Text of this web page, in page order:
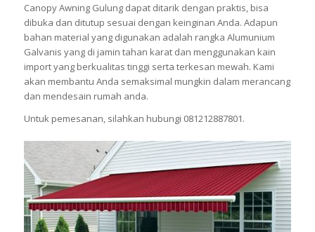
Canopy Awning Gulung dapat ditarik dengan praktis, bisa
dibuka dan ditutup sesuai dengan keinginan Anda. Adapun
bahan material yang digunakan adalah rangka Alumunium
Galvanis yang di jamin tahan karat dan menggunakan kain
import yang berkualitas tinggi serta terkesan mewah. Kami
akan membantu Anda semaksimal mungkin dalam merancang
dan mendesain rumah anda.
Untuk pemesanan, silahkan hubungi 081212887801.